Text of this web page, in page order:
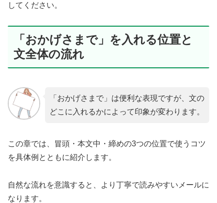
してください。
「おかげさまで」を入れる位置と
文全体の流れ
「おかげさまで」は便利な表現ですが、文の
どこに入れるかによって印象が変わります。
この章では、冒頭・本文中・締めの3つの位置で使うコツ
を具体例とともに紹介します。
自然な流れを意識すると、より丁寧で読みやすいメールに
なります。